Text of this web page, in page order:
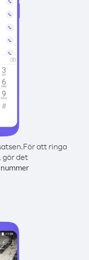
För att ringa
gör det